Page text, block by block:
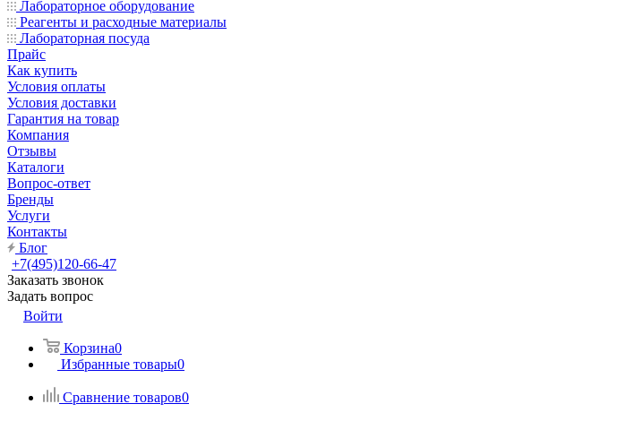
Лабораторное оборудование
Реагенты и расходные материалы
Лабораторная посуда
Прайс
Как купить
Условия оплаты
Условия доставки
Гарантия на товар
Компания
Отзывы
Каталоги
Вопрос-ответ
Бренды
Услуги
Контакты
Блог
+7(495)120-66-47
Заказать звонок
Задать вопрос
Войти
Корзина0
Избранные товары0
Сравнение товаров0